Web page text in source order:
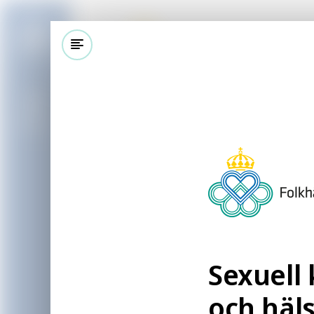
Sexuell
En enkätstudie om hur
Rapporten beskriver resultaten